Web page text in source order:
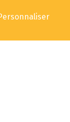
OFFRE